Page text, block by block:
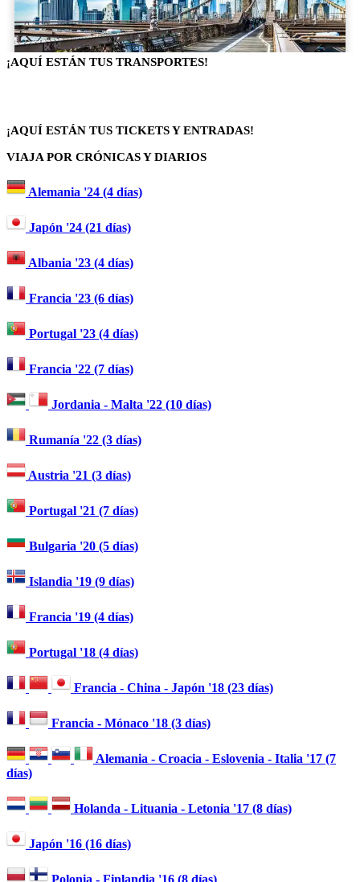
¡AQUÍ ESTÁN TUS TRANSPORTES!
¡AQUÍ ESTÁN TUS TICKETS Y ENTRADAS!
VIAJA POR CRÓNICAS Y DIARIOS
Alemania '24 (4 días)
Japón '24 (21 días)
Albania '23 (4 días)
Francia '23 (6 días)
Portugal '23 (4 días)
Francia '22 (7 días)
Jordania - Malta '22 (10 días)
Rumanía '22 (3 días)
Austria '21 (3 días)
Portugal '21 (7 días)
Bulgaria '20 (5 días)
Islandia '19 (9 días)
Francia '19 (4 días)
Portugal '18 (4 días)
Francia - China - Japón '18 (23 días)
Francia - Mónaco '18 (3 días)
Alemania - Croacia - Eslovenia - Italia '17 (7
días)
Holanda - Lituania - Letonia '17 (8 días)
Japón '16 (16 días)